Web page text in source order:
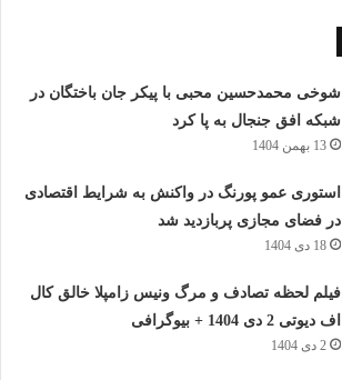
شوخی محمدحسین محبی با پیکر جان باختگان در
شبکه افق جنجال به پا کرد
13 بهمن 1404
استوری عمو پورنگ در واکنش به شرایط اقتصادی
در فضای مجازی پربازدید شد
18 دی 1404
فیلم لحظه تصادف و مرگ ونیس زامپلا خالق کال
اف دیوتی 2 دی 1404 + بیوگرافی
2 دی 1404